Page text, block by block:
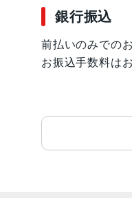
銀行振込
前払いのみでの
お振込手数料は